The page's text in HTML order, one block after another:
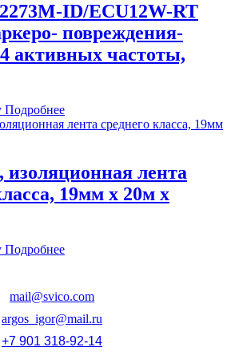
ID/ECU12W-RT
повреждения-
активных частоты,
Подробнее
изоляционная лента
19мм х 20м х
Подробнее
mail@svico.com
argos_igor@mail.ru
+7 901 318-92-14